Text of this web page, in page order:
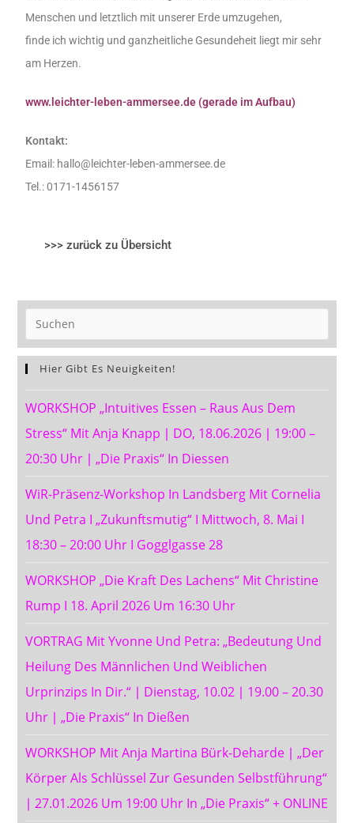
Menschen und letztlich mit unserer Erde umzugehen,
finde ich wichtig und ganzheitliche Gesundeheit liegt mir sehr
am Herzen.
www.leichter-leben-ammersee.de (gerade im Aufbau)
Kontakt:
Email: hallo@leichter-leben-ammersee.de
Tel.: 0171-1456157
>>> zurück zu Übersicht
Hier Gibt Es Neuigkeiten!
WORKSHOP „Intuitives Essen – Raus Aus Dem
Stress“ Mit Anja Knapp ∣ DO, 18.06.2026 ∣ 19:00 –
20:30 Uhr ∣ „Die Praxis“ In Diessen
WiR-Präsenz-Workshop In Landsberg Mit Cornelia
Und Petra I „Zukunftsmutig“ I Mittwoch, 8. Mai I
18:30 – 20:00 Uhr I Gogglgasse 28
WORKSHOP „Die Kraft Des Lachens“ Mit Christine
Rump I 18. April 2026 Um 16:30 Uhr
VORTRAG Mit Yvonne Und Petra: „Bedeutung Und
Heilung Des Männlichen Und Weiblichen
Urprinzips In Dir.“ ∣ Dienstag, 10.02 ∣ 19.00 – 20.30
Uhr ∣ „Die Praxis“ In Dießen
WORKSHOP Mit Anja Martina Bürk-Deharde ∣ „Der
Körper Als Schlüssel Zur Gesunden Selbstführung“
∣ 27.01.2026 Um 19:00 Uhr In „Die Praxis“ + ONLINE